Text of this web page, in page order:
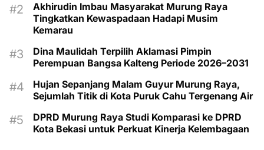
Akhirudin Imbau Masyarakat Murung Raya
Tingkatkan Kewaspadaan Hadapi Musim
Kemarau
Dina Maulidah Terpilih Aklamasi Pimpin
Perempuan Bangsa Kalteng Periode 2026–2031
Hujan Sepanjang Malam Guyur Murung Raya,
Sejumlah Titik di Kota Puruk Cahu Tergenang Air
DPRD Murung Raya Studi Komparasi ke DPRD
Kota Bekasi untuk Perkuat Kinerja Kelembagaan